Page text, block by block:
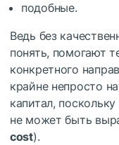
подобные.
Ведь без
понять, помогают
конкретного
крайне непросто
капитал,
не может быть
cost).